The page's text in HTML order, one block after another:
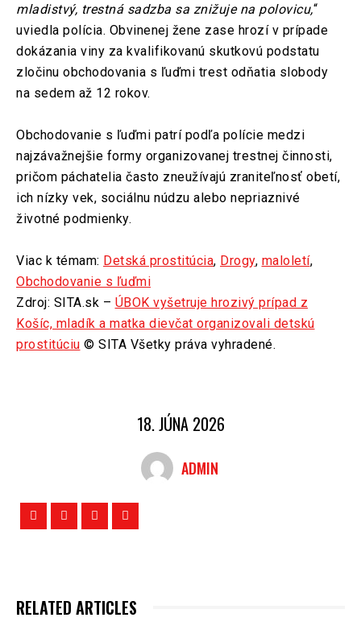
mladistvý, trestná sadzba sa znižuje na polovicu,“
uviedla polícia. Obvinenej žene zase hrozí v prípade
dokázania viny za kvalifikovanú skutkovú podstatu
zločinu obchodovania s ľuďmi trest odňatia slobody
na sedem až 12 rokov.
Obchodovanie s ľuďmi patrí podľa polície medzi
najzávažnejšie formy organizovanej trestnej činnosti,
pričom páchatelia často zneužívajú zraniteľnosť obetí,
ich nízky vek, sociálnu núdzu alebo nepriaznivé
životné podmienky.
Viac k témam: Detská prostitúcia, Drogy, maloletí,
Obchodovanie s ľuďmi
Zdroj: SITA.sk – ÚBOK vyšetruje hrozivý prípad z
Košíc, mladík a matka dievčat organizovali detskú
prostitúciu © SITA Všetky práva vyhradené.
18. JÚNA 2026
ADMIN
RELATED ARTICLES